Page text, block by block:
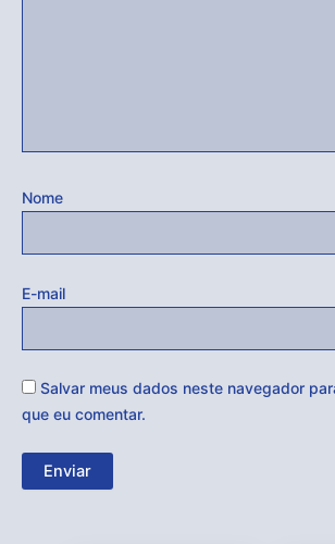
Nome
E-mail
Salvar meus dados neste navegador
que eu comentar.